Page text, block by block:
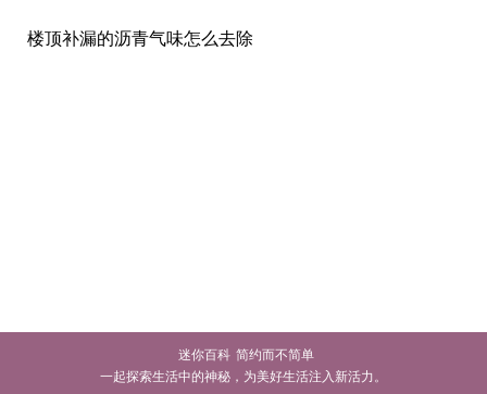
楼顶补漏的沥青气味怎么去除
迷你百科 简约而不简单
一起探索生活中的神秘，为美好生活注入新活力。